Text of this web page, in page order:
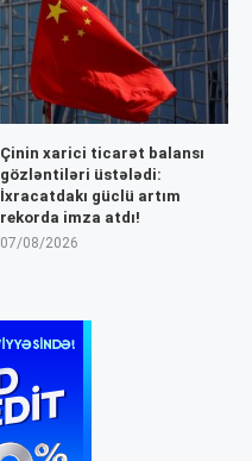
Çinin xarici ticarət balansı
gözləntiləri üstələdi:
İxracatdakı güclü artım
rekorda imza atdı!
07/08/2026